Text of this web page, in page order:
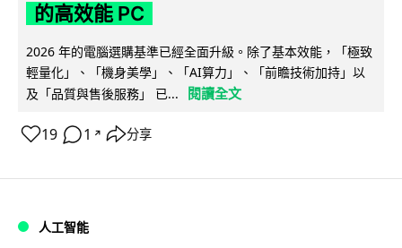
的高效能 PC
2026 年的電腦選購基準已經全面升級。除了基本效能，「極致
輕量化」、「機身美學」、「AI算力」、「前瞻技術加持」以
及「品質與售後服務」 已...
閱讀全文
19 1 ↗ 分享
人工智能